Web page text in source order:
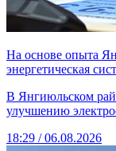
На основе опыта
энергетическая
В Янгиюльском
улучшению
18:29 / 06.08.2026